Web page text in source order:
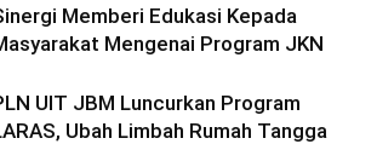
Memberi Edukasi Kepada
Mengenai Program JKN
UIT JBM Luncurkan Program
Ubah Limbah Rumah Tangga